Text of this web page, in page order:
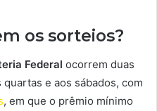
os sorteios?
Federal ocorrem duas
e aos sábados, com
, em que o prêmio mínimo